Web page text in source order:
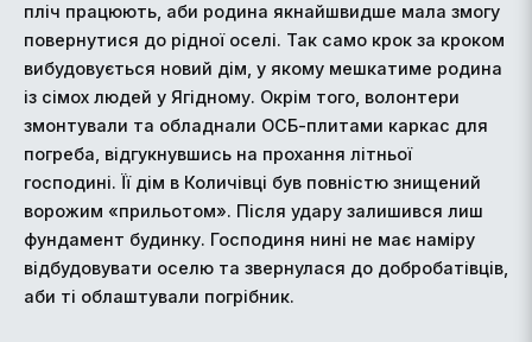
пліч працюють, аби родина якнайшвидше мала змогу
повернутися до рідної оселі. Так само крок за кроком
вибудовується новий дім, у якому мешкатиме родина
із сімох людей у Ягідному. Окрім того, волонтери
змонтували та обладнали ОСБ-плитами каркас для
погреба, відгукнувшись на прохання літньої
господині. Її дім в Количівці був повністю знищений
ворожим «прильотом». Після удару залишився лиш
фундамент будинку. Господиня нині не має наміру
відбудовувати оселю та звернулася до добробатівців,
аби ті облаштували погрібник.